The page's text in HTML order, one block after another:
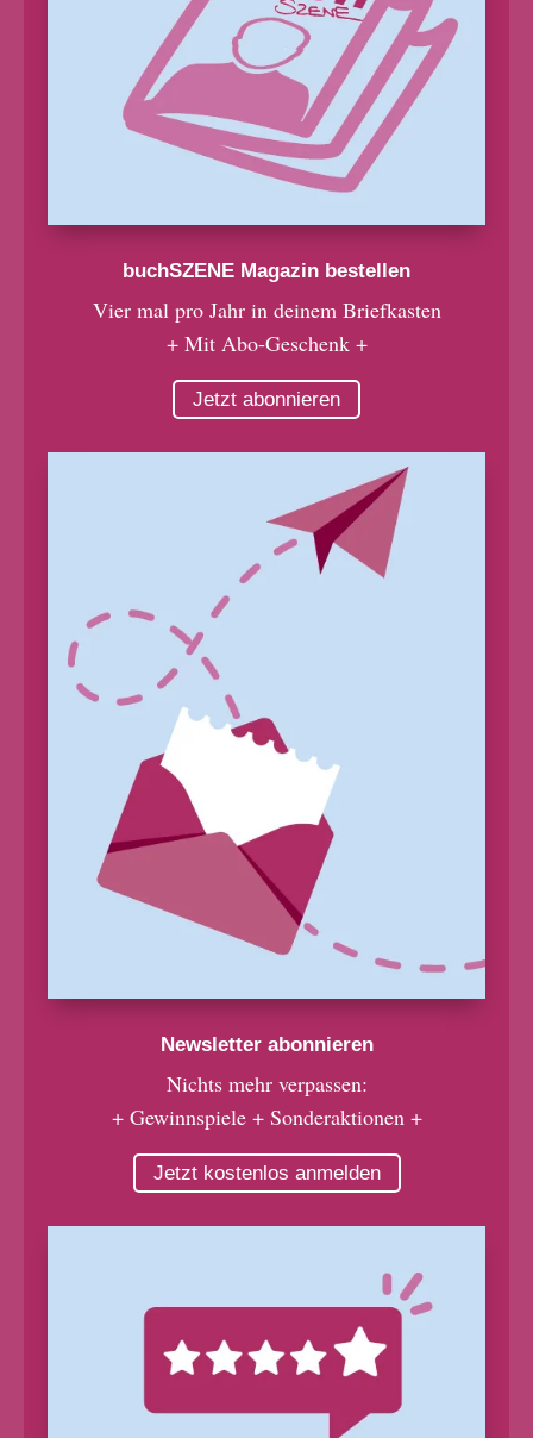
buchSZENE Magazin bestellen
Vier mal pro Jahr in deinem Briefkasten
+ Mit Abo-Geschenk +
Jetzt abonnieren
Newsletter abonnieren
Nichts mehr verpassen:
+ Gewinnspiele + Sonderaktionen +
Jetzt kostenlos anmelden